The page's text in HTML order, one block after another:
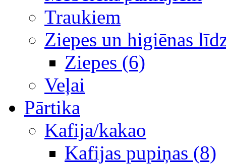
Traukiem
Ziepes un higiēnas
Ziepes (6)
Veļai
Pārtika
Kafija/kakao
Kafijas pupiņas (8)